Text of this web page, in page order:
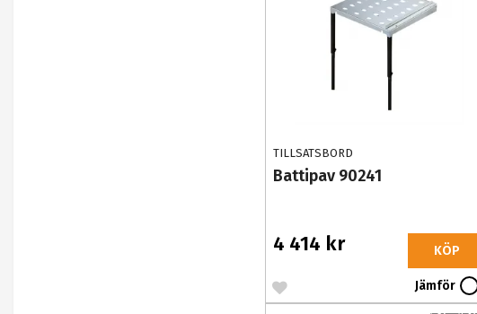
TILLSATSBORD
Battipav 90241
4 414 kr KÖP
Jämför